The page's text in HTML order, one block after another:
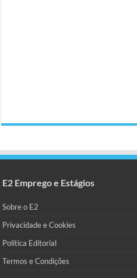
E2 Emprego e Estágios
Sobre o E2
Privacidade e Cookies
Política Editorial
Termos e Condições